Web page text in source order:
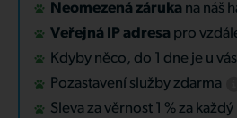
Neomezená záruka na náš
Veřejná IP adresa pro
Kdyby něco, do 1 dne je u
Pozastavení služby zdarma
Sleva za věrnost 1 % za